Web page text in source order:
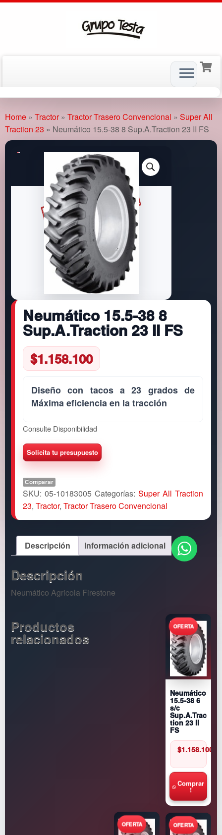
to
content
Home » Tractor » Tractor Trasero Convencional » Super All
Traction 23 » Neumático 15.5-38 8 Sup.A.Traction 23 II FS
Neumático 15.5-38 8
Sup.A.Traction 23 II FS
$1.158.100
Diseño con tacos a 23 grados de
Máxima eficiencia en la tracción
Consulte Disponibilidad
Comparar
SKU: 05-10183005 Categorías: Super All Traction
23, Tractor, Tractor Trasero Convencional
Descripción Información adicional
Descripción
Neumático Agricola Firestone
Productos
relacionados
Neumático
15.5-38 6
s/c
Sup.A.Trac
tion 23 II
FS
$1.158.100
Comprar
!